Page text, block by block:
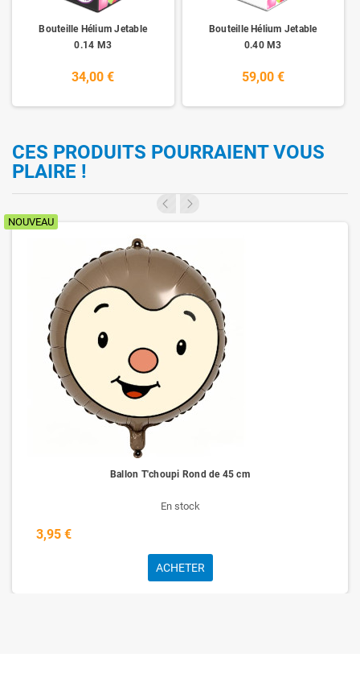
Bouteille Hélium Jetable
0.14 M3
34,00 €
Bouteille Hélium Jetable
0.40 M3
59,00 €
CES PRODUITS POURRAIENT VOUS
PLAIRE !
NOUVEAU
Ballon T'choupi Rond de 45 cm
En stock
3,95 €
ACHETER